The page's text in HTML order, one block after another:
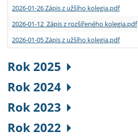
2026-01-26 Zápis z užšího kolegia.pdf
2026-01-12 Zápis z rozšířeného kolegia.pdf
2026-01-05 Zápis z užšího kolegia.pdf
Rok 2025
Rok 2024
Rok 2023
Rok 2022